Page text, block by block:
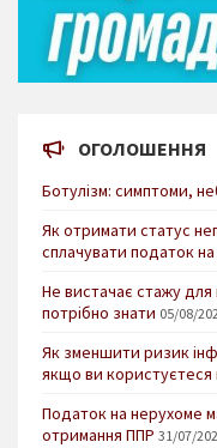
ОГОЛОШЕННЯ
Ботулізм: симптоми,
Як отримати статус
сплачувати податок
Не вистачає стажу для
потрібно знати 05/08/
Як зменшити ризик
якщо ви користуєтеся
Податок на нерухоме
отримання ППР 31/07/